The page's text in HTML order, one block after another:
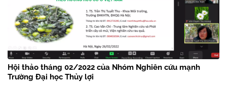
Hội thảo tháng 02/2022 của Nhóm Nghiên cứu mạnh
Trường Đại học Thủy lợi